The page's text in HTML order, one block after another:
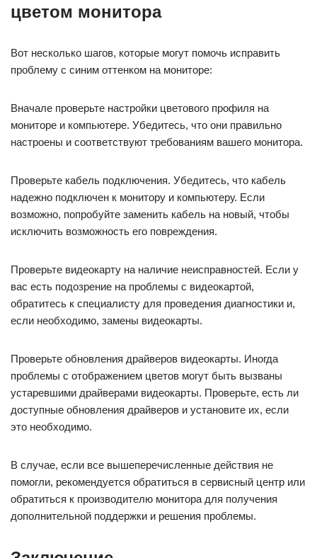
цветом монитора
Вот несколько шагов, которые могут помочь исправить
проблему с синим оттенком на мониторе:
Вначале проверьте настройки цветового профиля на
мониторе и компьютере. Убедитесь, что они правильно
настроены и соответствуют требованиям вашего монитора.
Проверьте кабель подключения. Убедитесь, что кабель
надежно подключен к монитору и компьютеру. Если
возможно, попробуйте заменить кабель на новый, чтобы
исключить возможность его повреждения.
Проверьте видеокарту на наличие неисправностей. Если у
вас есть подозрение на проблемы с видеокартой,
обратитесь к специалисту для проведения диагностики и,
если необходимо, замены видеокарты.
Проверьте обновления драйверов видеокарты. Иногда
проблемы с отображением цветов могут быть вызваны
устаревшими драйверами видеокарты. Проверьте, есть ли
доступные обновления драйверов и установите их, если
это необходимо.
В случае, если все вышеперечисленные действия не
помогли, рекомендуется обратиться в сервисный центр или
обратиться к производителю монитора для получения
дополнительной поддержки и решения проблемы.